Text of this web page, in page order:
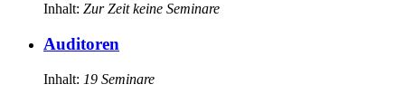
Inhalt: Zur Zeit keine Seminare
Auditoren
Inhalt: 19 Seminare